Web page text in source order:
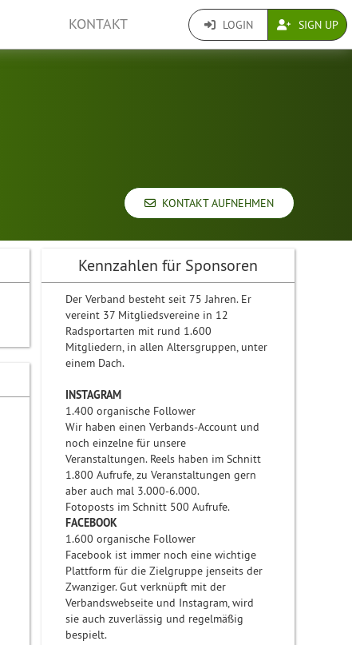
KONTAKT LOGIN SIGN UP
KONTAKT AUFNEHMEN
Kennzahlen für Sponsoren
Der Verband besteht seit 75 Jahren. Er
vereint 37 Mitgliedsvereine in 12
Radsportarten mit rund 1.600
Mitgliedern, in allen Altersgruppen, unter
einem Dach.
INSTAGRAM
1.400 organische Follower
Wir haben einen Verbands-Account und
noch einzelne für unsere
Veranstaltungen. Reels haben im Schnitt
1.800 Aufrufe, zu Veranstaltungen gern
aber auch mal 3.000-6.000.
Fotoposts im Schnitt 500 Aufrufe.
FACEBOOK
1.600 organische Follower
Facebook ist immer noch eine wichtige
Plattform für die Zielgruppe jenseits der
Zwanziger. Gut verknüpft mit der
Verbandswebseite und Instagram, wird
sie auch zuverlässig und regelmäßig
bespielt.